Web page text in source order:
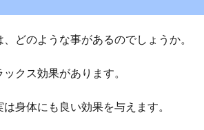
どのような事があるのでしょうか。
クス効果があります。
身体にも良い効果を与えます。